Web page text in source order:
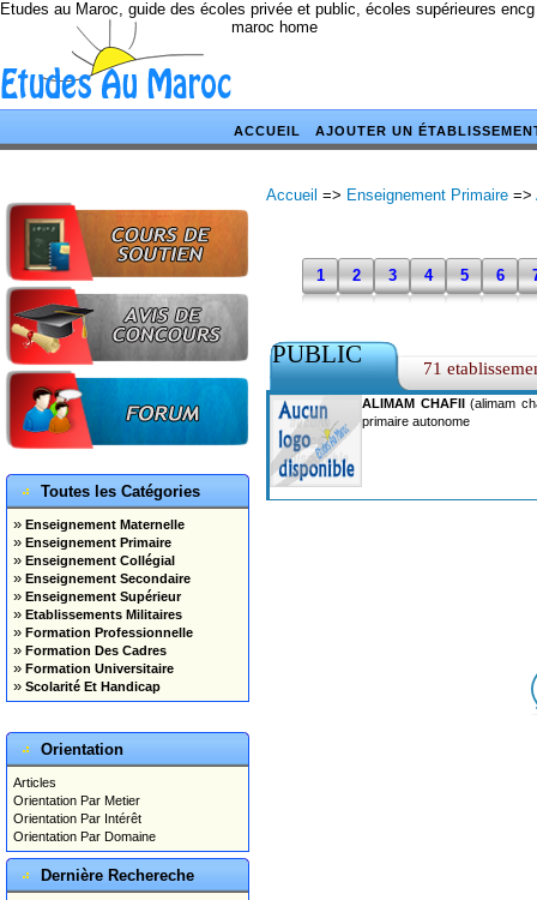
Etudes au Maroc, guide des écoles privée et public, écoles supérieures
maroc home
ACCUEIL AJOUTER UN
Toutes les Catégories
» Enseignement Maternelle
» Enseignement Primaire
» Enseignement Collégial
» Enseignement Secondaire
» Enseignement Supérieur
» Etablissements Militaires
» Formation Professionnelle
» Formation Des Cadres
» Formation Universitaire
» Scolarité Et Handicap
Orientation
Articles
Orientation Par Metier
Orientation Par Intérêt
Orientation Par Domaine
Dernière Rechereche
Accueil => Enseignement Primaire =>
1 2 3 4 5 6
PUBLIC 71
ALIMAM CHAFII(alimam
primaire autonome